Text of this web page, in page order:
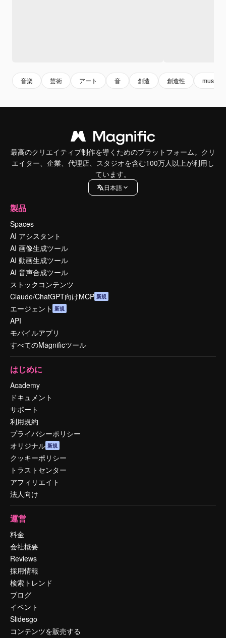
音楽 芸術 アート 音 創造 創造性 music
最高のクリエイティブ制作を導くためのプラットフォーム。クリ
エイター、企業、代理店、スタジオを含む100万人以上が利用し
ています。
日本語
製品
Spaces
AI アシスタント
AI 画像生成ツール
AI 動画生成ツール
AI 音声合成ツール
ストックコンテンツ
Claude/ChatGPT向けMCP 新規
エージェント 新規
API
モバイルアプリ
すべてのMagnificツール
はじめに
Academy
ドキュメント
サポート
利用規約
プライバシーポリシー
オリジナル 新規
クッキーポリシー
トラストセンター
アフィリエイト
法人向け
運営
料金
会社概要
Reviews
採用情報
検索トレンド
ブログ
イベント
Slidesgo
コンテンツを販売する